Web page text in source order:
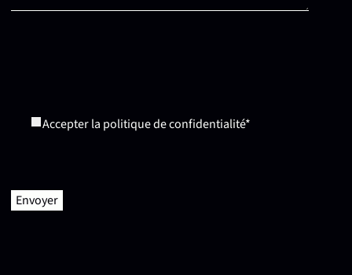
champAccepter la politique de confidentialité*